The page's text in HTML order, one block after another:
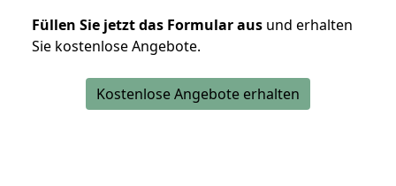
Füllen Sie jetzt das Formular aus und erhalten
Sie kostenlose Angebote.
Kostenlose Angebote erhalten